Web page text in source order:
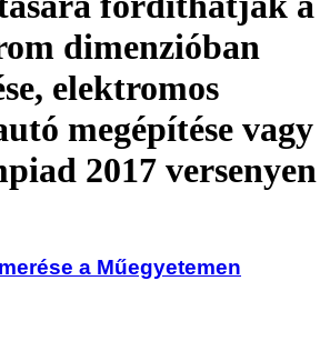
dimenzióban
elektromos
megépítése vagy
2017 versenyen
a Műegyetemen